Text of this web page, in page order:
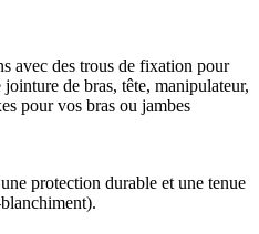
avec des trous de fixation pour
de bras, tête, manipulateur,
pour vos bras ou jambes
protection durable et une tenue